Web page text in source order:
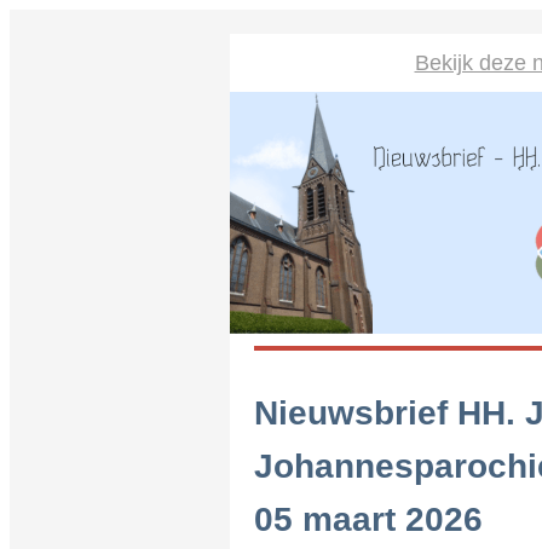
Bekijk deze
Nieuwsbrief HH.
05 maart 2026